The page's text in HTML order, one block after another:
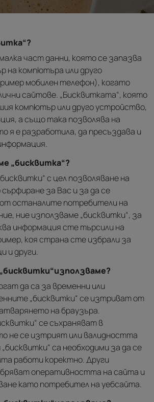
част данни, която се запазва
на компютъра или друго
мобилен телефон), когато
сайтове. „Бисквитката“, която
компютър или друго устройство,
а също така позволява на
я е разработила, да пресъздава и
„бисквитка“?
с цел позволяване на
за Вас и за да се
останалите потребители на
ние използваме „бисквитки“, за
информация сте търсили на
коя страна сте избрали за
и други.
да са за временни или
„бисквитки“ се изтриват от
на браузъра.
се съхраняват в
не се изтрият или валидността
са необходими за да се
работи коректно. Други
оперативността на сайта и
като потребител на уебсайта.